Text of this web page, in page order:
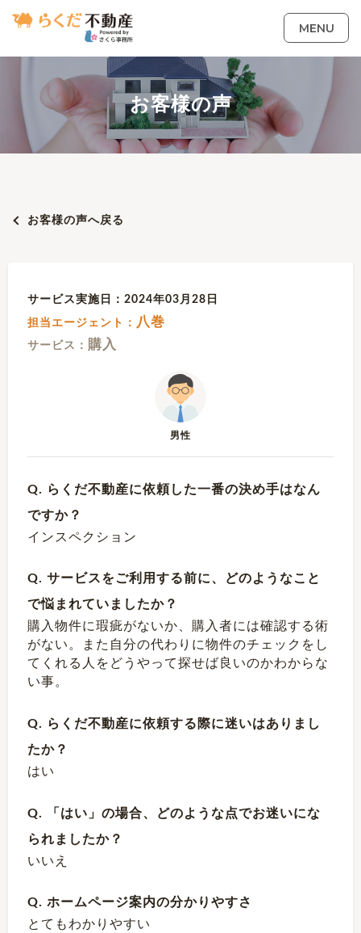
MENU
お客様の声
お客様の声へ戻る
サービス実施日：2024年03月28日
担当エージェント： 八巻
サービス： 購入
男性
Q. らくだ不動産に依頼した一番の決め手はなん
ですか？
インスペクション
Q. サービスをご利用する前に、どのようなこと
で悩まれていましたか？
購入物件に瑕疵がないか、購入者には確認する術
がない。また自分の代わりに物件のチェックをし
てくれる人をどうやって探せば良いのかわからな
い事。
Q. らくだ不動産に依頼する際に迷いはありまし
たか？
はい
Q. 「はい」の場合、どのような点でお迷いにな
られましたか？
いいえ
Q. ホームページ案内の分かりやすさ
とてもわかりやすい